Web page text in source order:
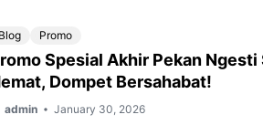
Blog Promo
Spesial Akhir Pekan
Dompet Bersahabat!
admin January 30, 2026